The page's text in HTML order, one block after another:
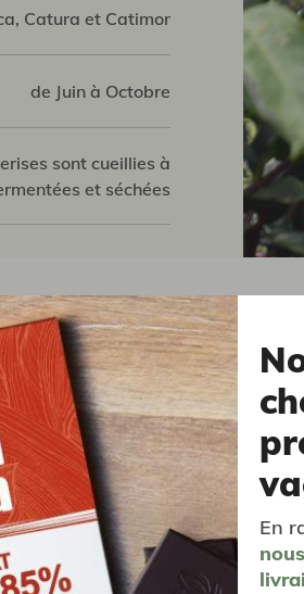
Catura et Catimor
de Juin à Octobre
sont cueillies à
et séchées
la
SOL Y
sous l’impulsion d’une autre
En